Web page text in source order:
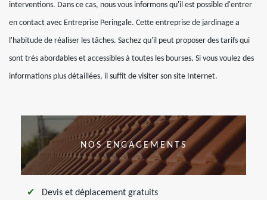
interventions. Dans ce cas, nous vous informons qu'il est possible d'entrer
en contact avec Entreprise Peringale. Cette entreprise de jardinage a
l'habitude de réaliser les tâches. Sachez qu'il peut proposer des tarifs qui
sont très abordables et accessibles à toutes les bourses. Si vous voulez des
informations plus détaillées, il suffit de visiter son site Internet.
NOS ENGAGEMENTS
Devis et déplacement gratuits